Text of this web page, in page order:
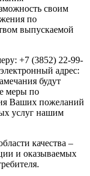
своим
по
выпускаемой
+7 (3852) 22-99-
адрес:
будут
меры по
Ваших пожеланий
услуг нашим
качества –
и оказываемых